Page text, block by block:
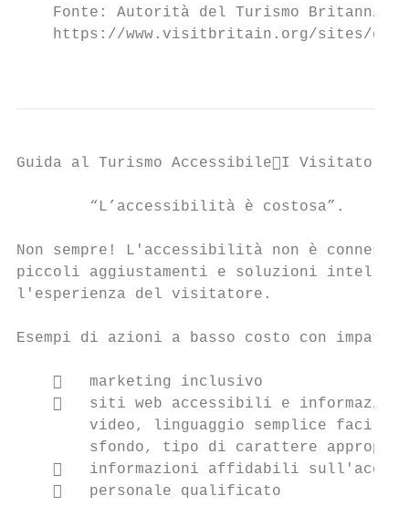
Fonte: Autorità del Turismo
https://www.visitbritain.org/sites/
Guida al Turismo AccessibileI Visitatori
        “L’accessibilità è costosa”.
Non sempre! L'accessibilità non è
piccoli aggiustamenti e soluzioni
l'esperienza del visitatore.
Esempi di azioni a basso costo con
       marketing inclusivo
   siti web accessibili e
video, linguaggio semplice facile
sfondo, tipo di carattere
   informazioni affidabili
       personale qualificato